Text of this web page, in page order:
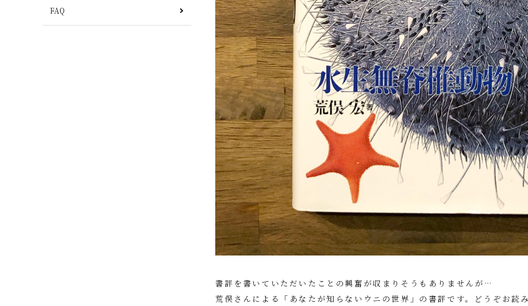
書評を書いていただいたことの興奮が収まりそうもありませんが…
荒俣さんによる「あなたが知らないウニの世界」の書評です。どうぞお読
FAQ